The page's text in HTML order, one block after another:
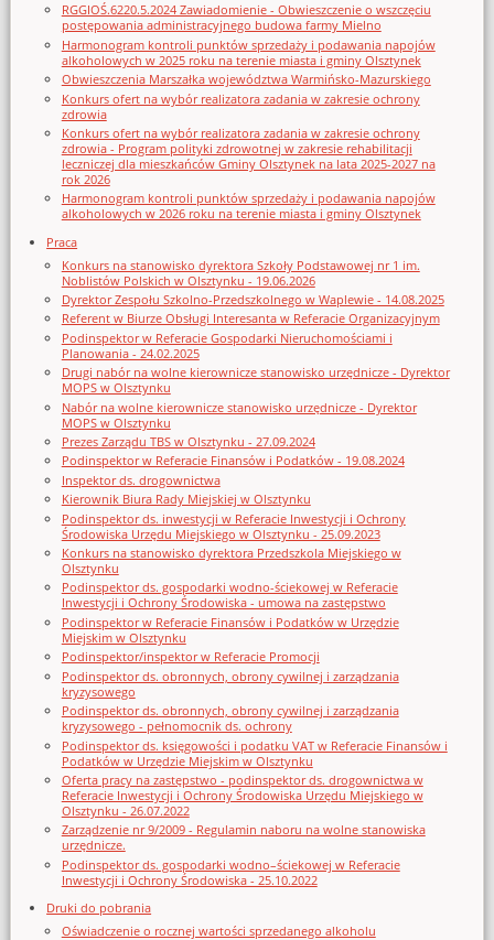
RGGIOŚ.6220.5.2024 Zawiadomienie - Obwieszczenie o wszczęciu
postępowania administracyjnego budowa farmy Mielno
Harmonogram kontroli punktów sprzedaży i podawania napojów
alkoholowych w 2025 roku na terenie miasta i gminy Olsztynek
Obwieszczenia Marszałka województwa Warmińsko-Mazurskiego
Konkurs ofert na wybór realizatora zadania w zakresie ochrony
zdrowia
Konkurs ofert na wybór realizatora zadania w zakresie ochrony
zdrowia - Program polityki zdrowotnej w zakresie rehabilitacji
leczniczej dla mieszkańców Gminy Olsztynek na lata 2025-2027 na
rok 2026
Harmonogram kontroli punktów sprzedaży i podawania napojów
alkoholowych w 2026 roku na terenie miasta i gminy Olsztynek
Praca
Konkurs na stanowisko dyrektora Szkoły Podstawowej nr 1 im.
Noblistów Polskich w Olsztynku - 19.06.2026
Dyrektor Zespołu Szkolno-Przedszkolnego w Waplewie - 14.08.2025
Referent w Biurze Obsługi Interesanta w Referacie Organizacyjnym
Podinspektor w Referacie Gospodarki Nieruchomościami i
Planowania - 24.02.2025
Drugi nabór na wolne kierownicze stanowisko urzędnicze - Dyrektor
MOPS w Olsztynku
Nabór na wolne kierownicze stanowisko urzędnicze - Dyrektor
MOPS w Olsztynku
Prezes Zarządu TBS w Olsztynku - 27.09.2024
Podinspektor w Referacie Finansów i Podatków - 19.08.2024
Inspektor ds. drogownictwa
Kierownik Biura Rady Miejskiej w Olsztynku
Podinspektor ds. inwestycji w Referacie Inwestycji i Ochrony
Środowiska Urzędu Miejskiego w Olsztynku - 25.09.2023
Konkurs na stanowisko dyrektora Przedszkola Miejskiego w
Olsztynku
Podinspektor ds. gospodarki wodno-ściekowej w Referacie
Inwestycji i Ochrony Środowiska - umowa na zastępstwo
Podinspektor w Referacie Finansów i Podatków w Urzędzie
Miejskim w Olsztynku
Podinspektor/inspektor w Referacie Promocji
Podinspektor ds. obronnych, obrony cywilnej i zarządzania
kryzysowego
Podinspektor ds. obronnych, obrony cywilnej i zarządzania
kryzysowego - pełnomocnik ds. ochrony
Podinspektor ds. księgowości i podatku VAT w Referacie Finansów i
Podatków w Urzędzie Miejskim w Olsztynku
Oferta pracy na zastępstwo - podinspektor ds. drogownictwa w
Referacie Inwestycji i Ochrony Środowiska Urzędu Miejskiego w
Olsztynku - 26.07.2022
Zarządzenie nr 9/2009 - Regulamin naboru na wolne stanowiska
urzędnicze.
Podinspektor ds. gospodarki wodno–ściekowej w Referacie
Inwestycji i Ochrony Środowiska - 25.10.2022
Druki do pobrania
Oświadczenie o rocznej wartości sprzedanego alkoholu